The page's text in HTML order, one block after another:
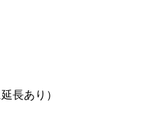
長あり）